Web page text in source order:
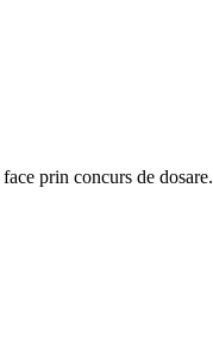
prin concurs de dosare.